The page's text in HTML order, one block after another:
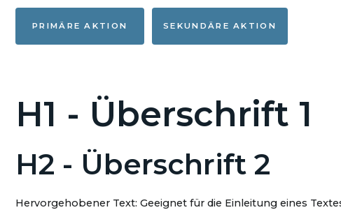
PRIMÄRE AKTION SEKUNDÄRE AKTION
H1 - Überschrift 1
H2 - Überschrift 2
Hervorgehobener Text: Geeignet für die Einleitung eines